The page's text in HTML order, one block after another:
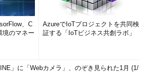
、C
のマネー
AzureでIoTプロジェクトを共同検
証する「IoTビジネス共創ラボ」
」に「Webカメラ」、のぞき見られた1月 (1/